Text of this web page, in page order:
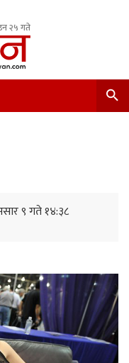
२५ गते
९ गते १४:३८